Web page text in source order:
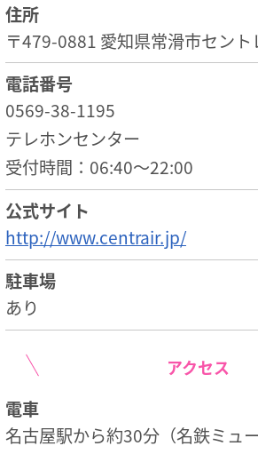
住所
〒479-0881 愛知県常滑市セント
電話番号
0569-38-1195
テレホンセンター
受付時間：06:40～22:00
公式サイト
http://www.centrair.jp/
駐車場
あり
アクセス
電車
名古屋駅から約30分（名鉄ミュー